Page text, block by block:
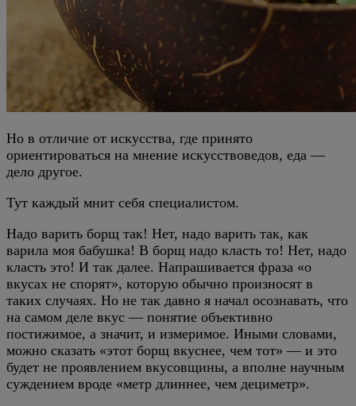
Но в отличие от искусства, где принято
ориентироваться на мнение искусствоведов, еда —
дело другое.
Тут каждый мнит себя специалистом.
Надо варить борщ так! Нет, надо варить так, как
варила моя бабушка! В борщ надо класть то! Нет, надо
класть это! И так далее. Напрашивается фраза «о
вкусах не спорят», которую обычно произносят в
таких случаях. Но не так давно я начал осознавать, что
на самом деле вкус — понятие объективно
постижимое, а значит, и измеримое. Иными словами,
можно сказать «этот борщ вкуснее, чем тот» — и это
будет не проявлением вкусовщины, а вполне научным
суждением вроде «метр длиннее, чем дециметр».